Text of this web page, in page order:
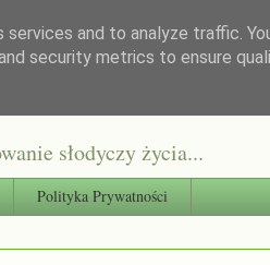
słodyczy życia...
Polityka Prywatności
and to analyze traffic.
security metrics to ensure